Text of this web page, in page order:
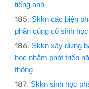
tiếng anh
Skkn các biện
phần củng cố sinh
Skkn xây dựng
học nhằm phát triển
thông
Skkn sinh học